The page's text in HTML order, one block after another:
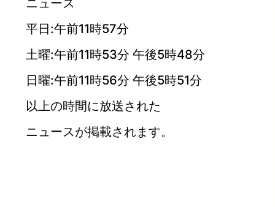
ニュース
平日:午前11時57分
土曜:午前11時53分 午後5時48分
日曜:午前11時56分 午後5時51分
以上の時間に放送された
ニュースが掲載されます。